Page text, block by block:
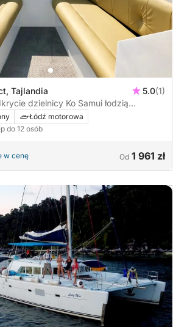
Tajlandia 5.0(1)
dzielnicy Ko Samui łodzią
Łódź motorowa
do 12 osób
w cenę Od 1 961 zł